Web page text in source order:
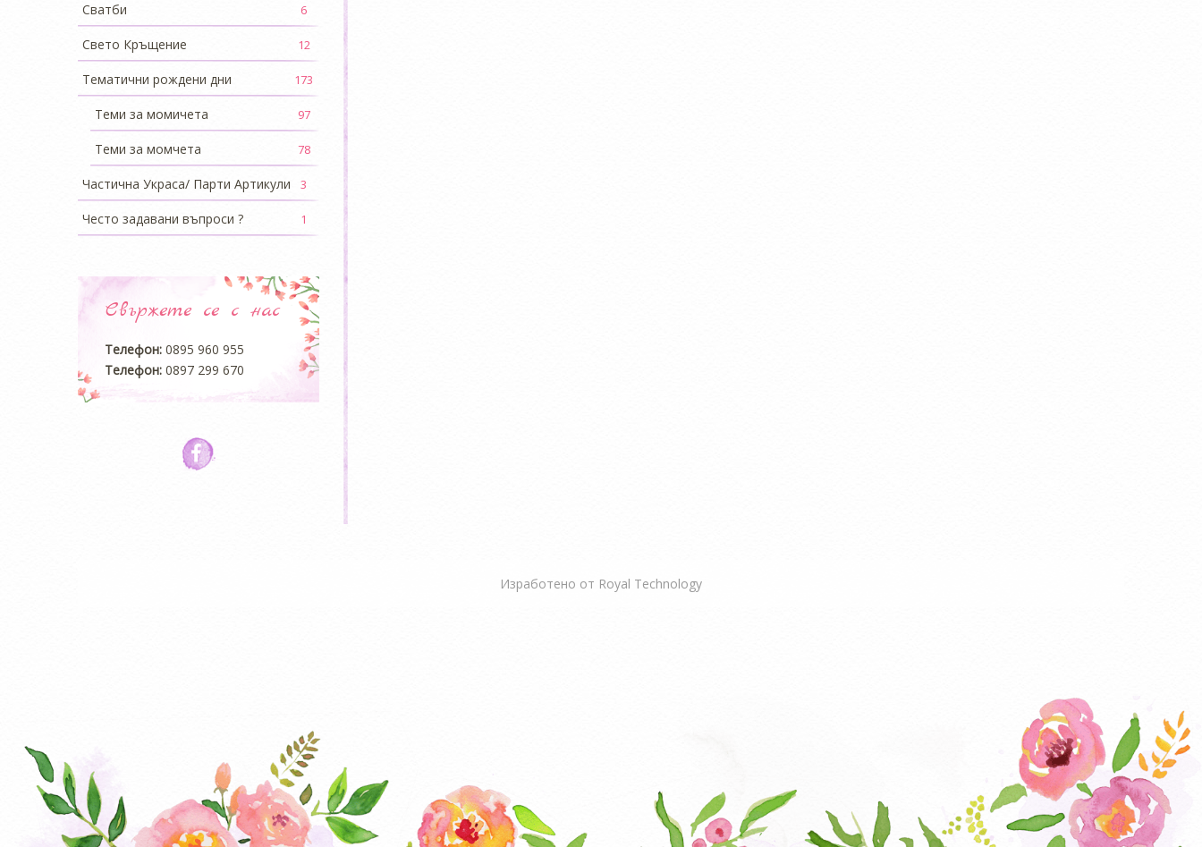
Сватби 6
Свето Кръщение 12
Тематични рождени дни 173
Теми за момичета 97
Теми за момчета 78
Частична Украса/ Парти Артикули 3
Често задавани въпроси ? 1
Свържете се с нас
Телефон: 0895 960 955
Телефон: 0897 299 670
Изработено от Royal Technology